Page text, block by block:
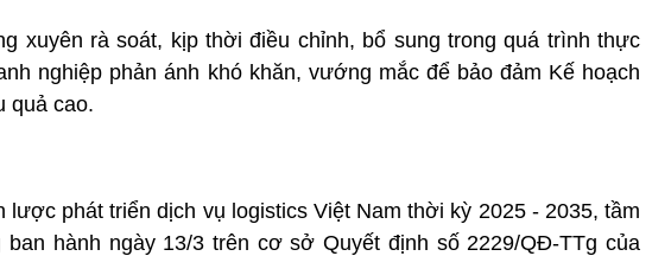
xuyên rà soát, kịp thời điều chỉnh, bổ sung trong quá trình thực
nghiệp phản ánh khó khăn, vướng mắc để bảo đảm Kế hoạch
quả cao.
lược phát triển dịch vụ logistics Việt Nam thời kỳ 2025 - 2035, tầm
hành ngày 13/3 trên cơ sở Quyết định số 2229/QĐ-TTg của